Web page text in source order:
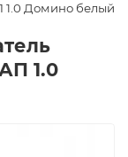
1.0 Домино белый
1.0